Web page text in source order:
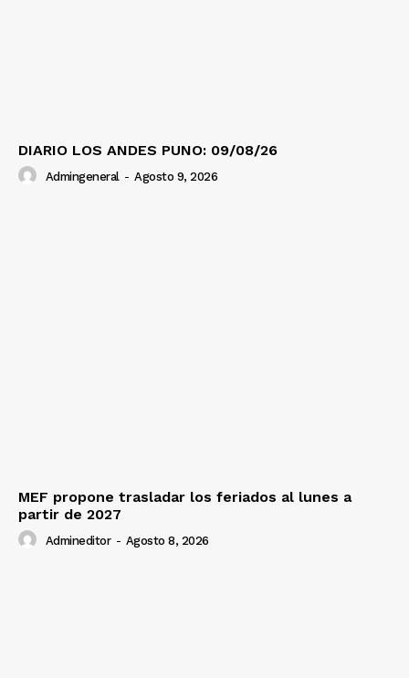
DIARIO LOS ANDES PUNO: 09/08/26
Admingeneral - Agosto 9, 2026
MEF propone trasladar los feriados al lunes a
partir de 2027
Admineditor - Agosto 8, 2026